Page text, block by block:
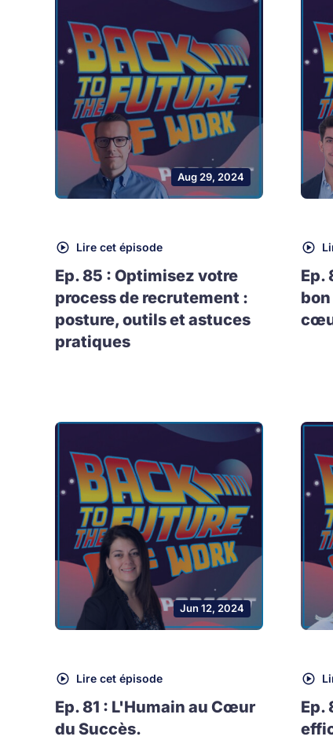
Aug 29, 2024
Lire cet épisode
Ep. 85 : Optimisez votre
process de recrutement :
posture, outils et astuces
pratiques
Ep.
Jun 12, 2024
Lire cet épisode
Ep. 81 : L'Humain au Cœur
du Succès.
Ep.